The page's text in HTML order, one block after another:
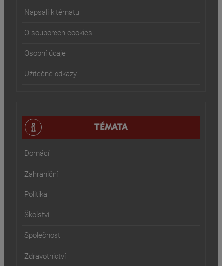
Napsali k tématu
O souborech cookies
Osobní údaje
Užitečné odkazy
TÉMATA
Domácí
Zahraniční
Politika
Školství
Společnost
Zdravotnictví